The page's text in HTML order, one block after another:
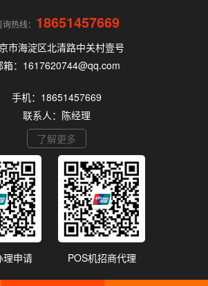
热线： 18651457669
市海淀区北清路中关村壹号
箱：1617620744@qq.com
手机：18651457669
联系人：陈经理
了解更多
理申请 POS机招商代理